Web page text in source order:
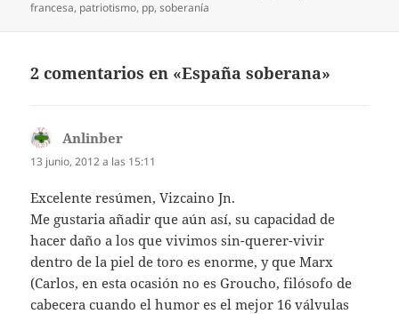
francesa, patriotismo, pp,soberanía
2 comentarios en «España soberana»
Anlinber
13 junio, 2012 a las 15:11
Excelente resúmen, Vizcaino Jn.
Me gustaria añadir que aún así, su capacidad de
hacer daño a los que vivimos sin-querer-vivir
dentro de la piel de toro es enorme, y que Marx
(Carlos, en esta ocasión no es Groucho, filósofo de
cabecera cuando el humor es el mejor 16 válvulas